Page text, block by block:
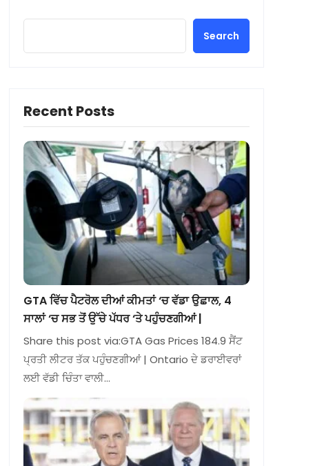
Search
Recent Posts
GTA ਵਿੱਚ ਪੈਟਰੋਲ ਦੀਆਂ ਕੀਮਤਾਂ ‘ਚ ਵੱਡਾ ਉਛਾਲ, 4
ਸਾਲਾਂ ‘ਚ ਸਭ ਤੋਂ ਉੱਚੇ ਪੱਧਰ ‘ਤੇ ਪਹੁੰਚਣਗੀਆਂ |
Share this post via:GTA Gas Prices 184.9 ਸੈਂਟ
ਪ੍ਰਤੀ ਲੀਟਰ ਤੱਕ ਪਹੁੰਚਣਗੀਆਂ | Ontario ਦੇ ਡਰਾਈਵਰਾਂ
ਲਈ ਵੱਡੀ ਚਿੰਤਾ ਵਾਲੀ…